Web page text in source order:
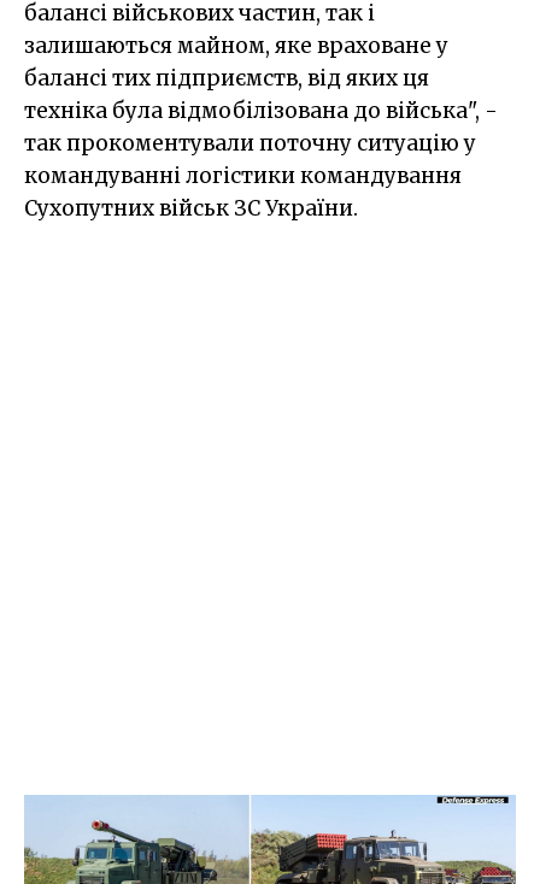
балансі військових частин, так і
залишаються майном, яке враховане у
балансі тих підприємств, від яких ця
техніка була відмобілізована до війська", -
так прокоментували поточну ситуацію у
командуванні логістики командування
Сухопутних військ ЗС України.